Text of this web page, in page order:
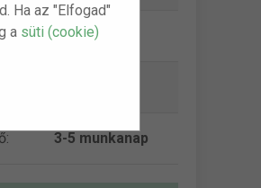
Ha az "Elfogad"
a süti (cookie)
990 Ft-tól
3-5 munkanap